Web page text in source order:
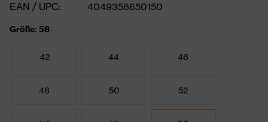
EAN / UPC:
4049358650150
Größe: 58
42 44 46
48 50 52